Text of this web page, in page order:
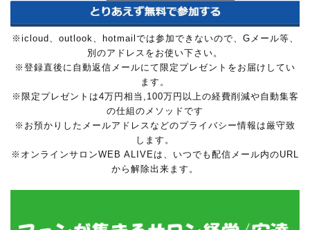
※icloud、outlook、hotmailでは参加できないので、Gメール等、
別のアドレスをお使い下さい。
※登録直後に自動返信メールにて限定プレゼントをお届けしてい
ます。
※限定プレゼントは4万円相当,100万円以上の経費削減や自動集客
の仕組のメソッドです
※お預かりしたメールアドレスなどのプライバシー情報は厳守致
します。
※オンラインサロンWEB ALIVEは、いつでも配信メール内のURL
から解除出来ます。